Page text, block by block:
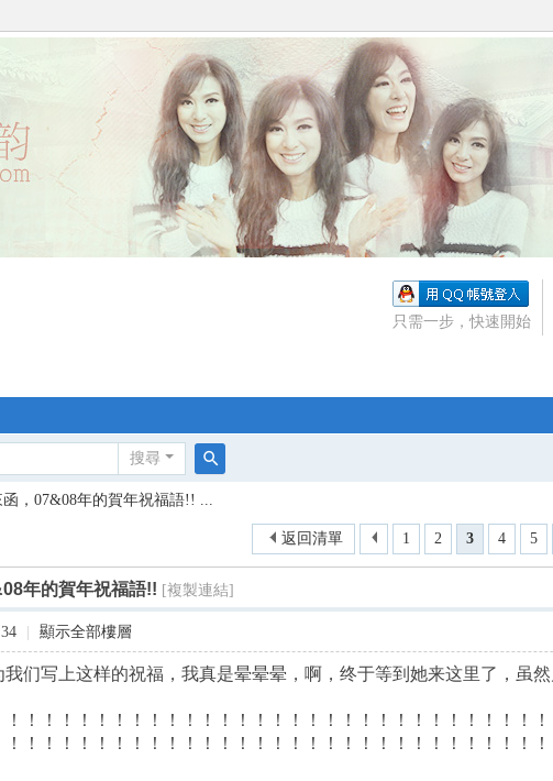
只需一步，快速開始
搜尋
，07&08年的賀年祝福語!! ...
1 2 3 4 5
返回清單
年的賀年祝福語!! [複製連結]
顯示全部樓層
们写上这样的祝福，我真是晕晕晕，啊，终于等到她来这里了，虽
！！！！！！！！！！！！！！！！！！！！！！！！！！！！！
！！！！！！！！！！！！！！！！！！！！！！！！！！！！！！